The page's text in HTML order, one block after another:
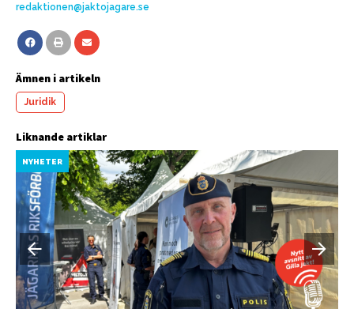
redaktionen@jaktojagare.se
Ämnen i artikeln
Juridik
Liknande artiklar
NYHETER